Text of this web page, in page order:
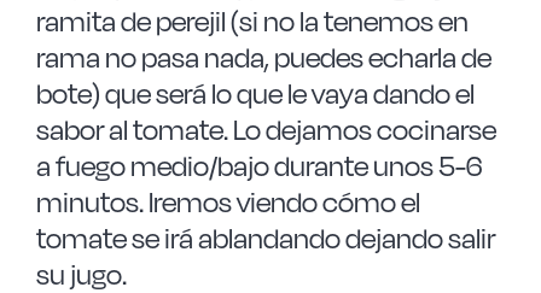
ramita de perejil (si no la tenemos en
rama no pasa nada, puedes echarla de
bote) que será lo que le vaya dando el
sabor al tomate. Lo dejamos cocinarse
a fuego medio/bajo durante unos 5-6
minutos. Iremos viendo cómo el
tomate se irá ablandando dejando salir
su jugo.